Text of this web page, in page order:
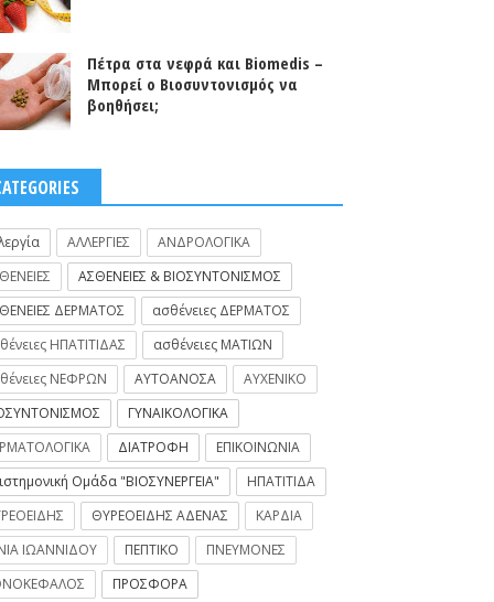
Πέτρα στα νεφρά και Biomedis –
Μπορεί ο Βιοσυντονισμός να
βοηθήσει;
ΑΛΛΕΡΓΙΕΣ
ΑΝΔΡΟΛΟΓΙΚΑ
ΑΣΘΕΝΕΙΕΣ & ΒΙΟΣΥΝΤΟΝΙΣΜΟΣ
ΔΕΡΜΑΤΟΣ
ασθένειες ΔΕΡΜΑΤΟΣ
ΗΠΑΤΙΤΙΔΑΣ
ασθένειες ΜΑΤΙΩΝ
ΝΕΦΡΩΝ
ΑΥΤΟΑΝΟΣΑ
ΑΥΧΕΝΙΚΟ
ΓΥΝΑΙΚΟΛΟΓΙΚΑ
ΔΙΑΤΡΟΦΗ
ΕΠΙΚΟΙΝΩΝΙΑ
Ομάδα "ΒΙΟΣΥΝΕΡΓΕΙΑ"
ΗΠΑΤΙΤΙΔΑ
ΘΥΡΕΟΕΙΔΗΣ ΑΔΕΝΑΣ
ΚΑΡΔΙΑ
ΙΩΑΝΝΙΔΟΥ
ΠΕΠΤΙΚΟ
ΠΝΕΥΜΟΝΕΣ
ΠΡΟΣΦΟΡΑ